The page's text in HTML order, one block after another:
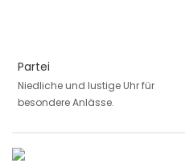
Partei
Niedliche und lustige Uhr für
besondere Anlässe.